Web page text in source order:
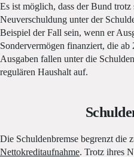
Es ist möglich, dass der Bund
Neuverschuldung unter der
Beispiel der Fall sein, wenn er
Sondervermögen finanziert, die
Ausgaben fallen unter die
regulären Haushalt auf.
Die Schuldenbremse begrenzt die
Nettokreditaufnahme. Trotz ihres